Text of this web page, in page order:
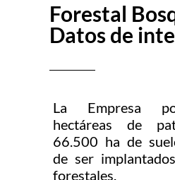
Forestal
Datos de
La Empresa
hectáreas de
66.500 ha de
de ser
forestales.